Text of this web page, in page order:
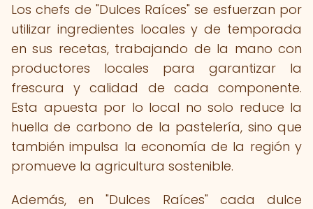
Los chefs de "Dulces Raíces" se esfuerzan por
utilizar ingredientes locales y de temporada
en sus recetas, trabajando de la mano con
productores locales para garantizar la
frescura y calidad de cada componente.
Esta apuesta por lo local no solo reduce la
huella de carbono de la pastelería, sino que
también impulsa la economía de la región y
promueve la agricultura sostenible.
Además, en "Dulces Raíces" cada dulce